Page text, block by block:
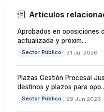
Artículos
Aprobados en oposiciones
actualizada y próxim...
Sector Público 31 Jul 2026
Plazas Gestión Procesal
destinos y plazos para
Sector Público 29 Jun 2026